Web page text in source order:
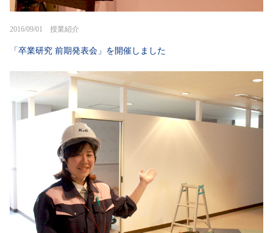
2016/09/01 授業紹介
「卒業研究 前期発表会」を開催しました